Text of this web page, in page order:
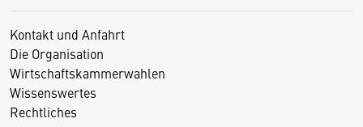
Kontakt und Anfahrt
Die Organisation
Wirtschaftskammerwahlen
Wissenswertes
Rechtliches